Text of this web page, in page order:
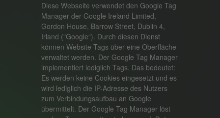
Diese Webseite verwendet den Google Tag
Manager der Google Ireland Limited,
Gordon House, Barrow Street, Dublin 4,
Irland ("Google“). Durch diesen Dienst
können Website-Tags über eine Oberfläche
verwaltet werden. Der Google Tag Manager
implementiert lediglich Tags. Das bedeutet:
Es werden keine Cookies eingesetzt und es
wird lediglich die IP-Adresse des Nutzers
zum Verbindungsaufbau an Google
übermittelt. Der Google Tag Manager löst